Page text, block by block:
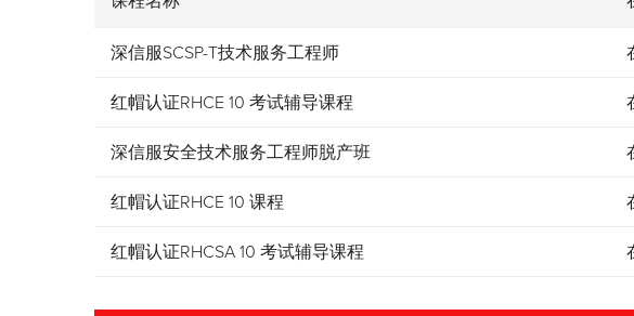
深信服SCSP-T技术服务工程师
红帽认证RHCE 10 考试辅导课程
深信服安全技术服务工程师脱产班
红帽认证RHCE 10 课程
红帽认证RHCSA 10 考试辅导课程